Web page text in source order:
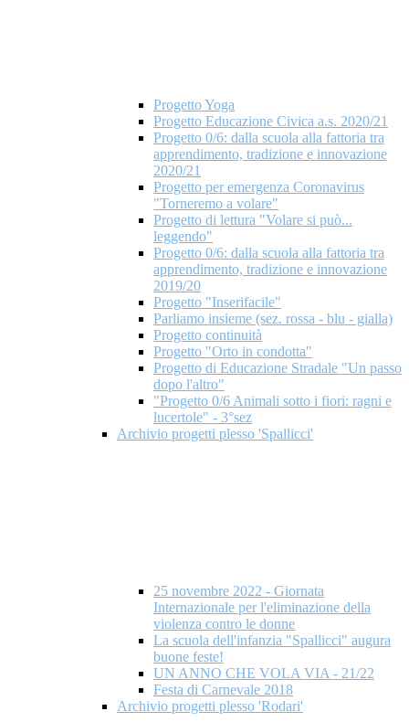
Progetto Yoga
Progetto Educazione Civica a.s. 2020/21
Progetto 0/6: dalla scuola alla fattoria tra
apprendimento, tradizione e innovazione
2020/21
Progetto per emergenza Coronavirus
"Torneremo a volare"
Progetto di lettura "Volare si può...
leggendo"
Progetto 0/6: dalla scuola alla fattoria tra
apprendimento, tradizione e innovazione
2019/20
Progetto "Inserifacile"
Parliamo insieme (sez. rossa - blu - gialla)
Progetto continuità
Progetto "Orto in condotta"
Progetto di Educazione Stradale "Un passo
dopo l'altro"
"Progetto 0/6 Animali sotto i fiori: ragni e
lucertole" - 3°sez
Archivio progetti plesso 'Spallicci'
25 novembre 2022 - Giornata
Internazionale per l'eliminazione della
violenza contro le donne
La scuola dell'infanzia "Spallicci" augura
buone feste!
UN ANNO CHE VOLA VIA - 21/22
Festa di Carnevale 2018
Archivio progetti plesso 'Rodari'